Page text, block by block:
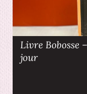
Livre Bobosse
jour